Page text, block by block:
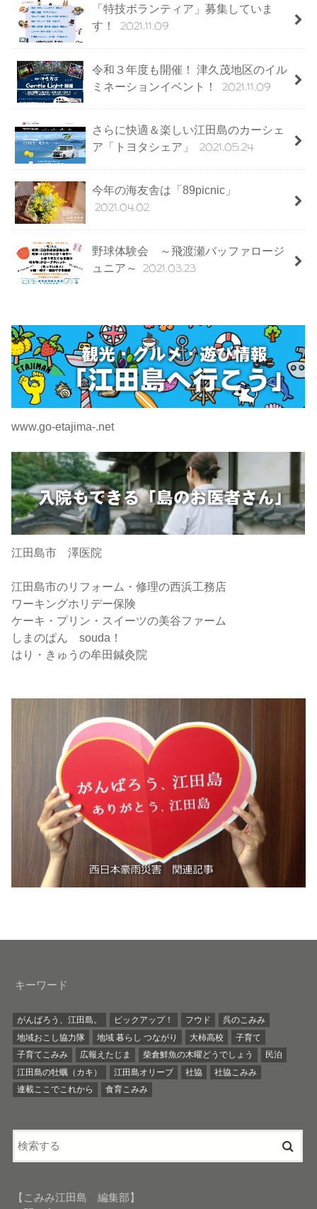
「特技ボランティア」募集していま
す！
2021.11.09
令和３年度も開催！ 津久茂地区のイル
ミネーションイベント！
2021.11.09
さらに快適＆楽しい江田島のカーシェ
ア「トヨタシェア」
2021.05.24
今年の海友舎は「89picnic」
2021.04.02
野球体験会 ～飛渡瀬バッファロージ
ュニア～
2021.03.23
www.go-etajima-.net
江田島市 澤医院
江田島市のリフォーム・修理の西浜工務店
ワーキングホリデー保険
ケーキ・プリン・スイーツの美谷ファーム
しまのぱん souda！
はり・きゅうの牟田鍼灸院
キーワード
がんばろう、江田島。 ピックアップ！ フウド
呉のこみみ
地域おこし協力隊
地域 暮らし つながり 大柿高校
子育て
子育てこみみ
広報えたじま 柴倉鮮魚の木曜どうでしょう
民泊
江田島の牡蠣（カキ）
江田島オリーブ 社協
社協こみみ
連載ここでこれから
食育こみみ
【こみみ江田島 編集部】